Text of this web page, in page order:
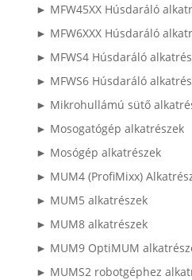
► MFW45XX Húsdaráló
► MFW6XXX Húsdaráló
► MFWS4 Húsdaráló
► MFWS6 Húsdaráló
► Mikrohullámú sütő
► Mosogatógép alkatrészek
► Mosógép alkatrészek
► MUM4 (ProfiMixx)
► MUM5 alkatrészek
► MUM8 alkatrészek
► MUM9 OptiMUM
► MUMS2 robotgéphez